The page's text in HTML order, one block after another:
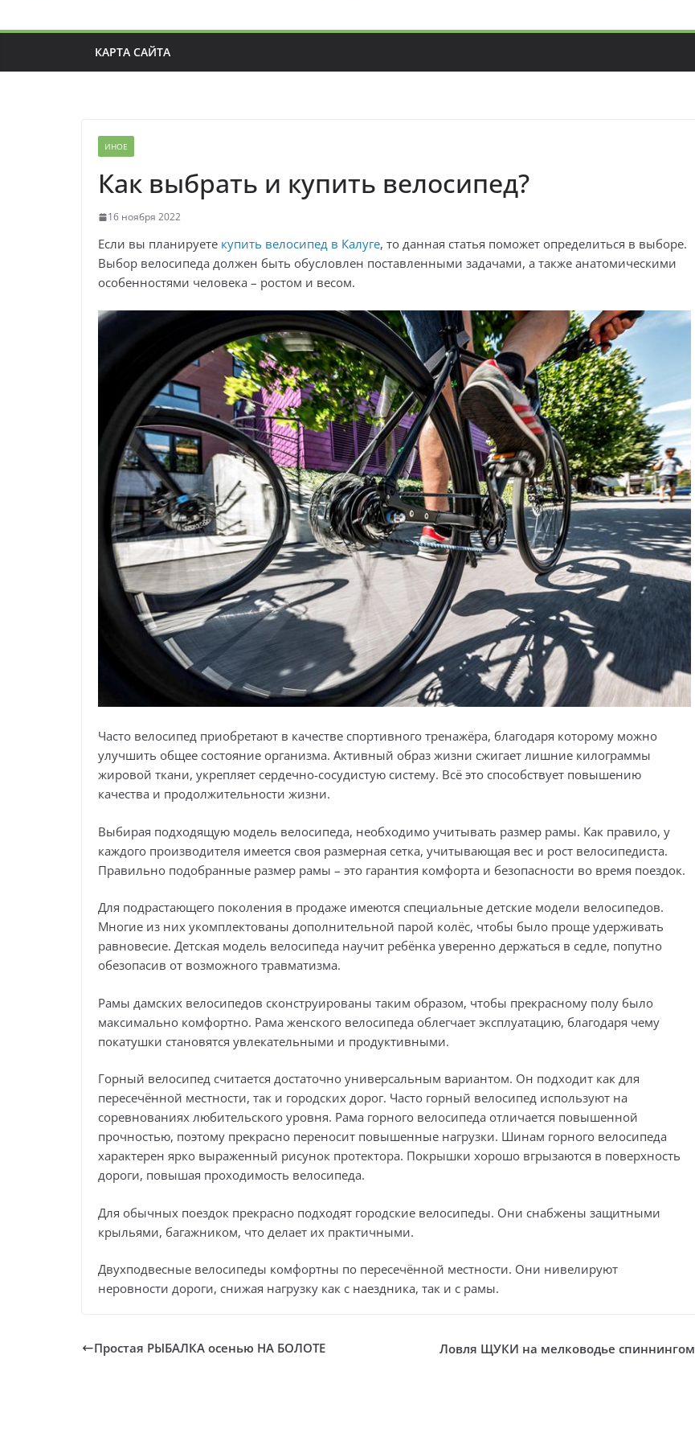
КАРТА САЙТА
ИНОЕ
Как выбрать и купить велосипед?
16 ноября 2022
Если вы планируете купить велосипед в Калуге, то данная статья поможет определиться в выборе.
Выбор велосипеда должен быть обусловлен поставленными задачами, а также анатомическими
особенностями человека – ростом и весом.
Часто велосипед приобретают в качестве спортивного тренажёра, благодаря которому можно
улучшить общее состояние организма. Активный образ жизни сжигает лишние килограммы
жировой ткани, укрепляет сердечно-сосудистую систему. Всё это способствует повышению
качества и продолжительности жизни.
Выбирая подходящую модель велосипеда, необходимо учитывать размер рамы. Как правило, у
каждого производителя имеется своя размерная сетка, учитывающая вес и рост велосипедиста.
Правильно подобранные размер рамы – это гарантия комфорта и безопасности во время поездок.
Для подрастающего поколения в продаже имеются специальные детские модели велосипедов.
Многие из них укомплектованы дополнительной парой колёс, чтобы было проще удерживать
равновесие. Детская модель велосипеда научит ребёнка уверенно держаться в седле, попутно
обезопасив от возможного травматизма.
Рамы дамских велосипедов сконструированы таким образом, чтобы прекрасному полу было
максимально комфортно. Рама женского велосипеда облегчает эксплуатацию, благодаря чему
покатушки становятся увлекательными и продуктивными.
Горный велосипед считается достаточно универсальным вариантом. Он подходит как для
пересечённой местности, так и городских дорог. Часто горный велосипед используют на
соревнованиях любительского уровня. Рама горного велосипеда отличается повышенной
прочностью, поэтому прекрасно переносит повышенные нагрузки. Шинам горного велосипеда
характерен ярко выраженный рисунок протектора. Покрышки хорошо вгрызаются в поверхность
дороги, повышая проходимость велосипеда.
Для обычных поездок прекрасно подходят городские велосипеды. Они снабжены защитными
крыльями, багажником, что делает их практичными.
Двухподвесные велосипеды комфортны по пересечённой местности. Они нивелируют
неровности дороги, снижая нагрузку как с наездника, так и с рамы.
Простая РЫБАЛКА осенью НА БОЛОТЕ Ловля ЩУКИ на мелководье спиннингом